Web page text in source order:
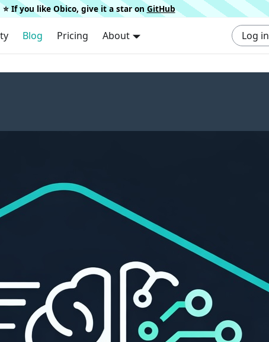
⭐️ If you like Obico, give it a star on GitHub
Blog Pricing About Log in